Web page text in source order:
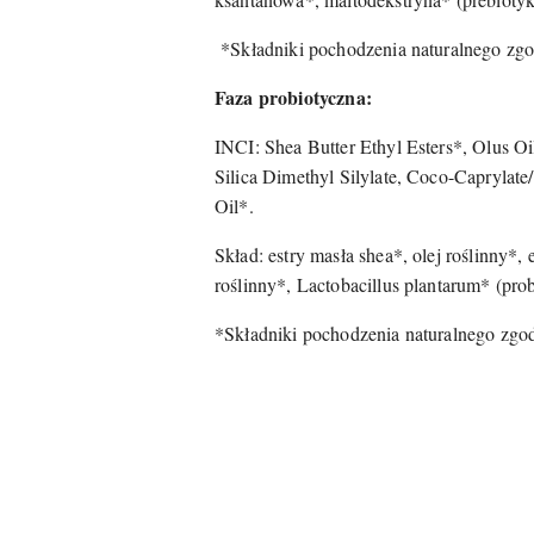
*Składniki pochodzenia naturalnego
Faza probiotyczna:
INCI: Shea Butter Ethyl Esters*, Olus
Silica Dimethyl Silylate, Coco-
Oil*.
Skład: estry masła shea*, olej
roślinny*, Lactobacillus plantarum*
*Składniki pochodzenia naturalnego